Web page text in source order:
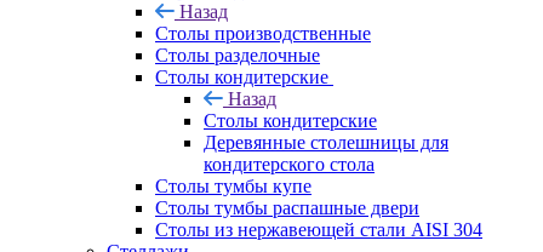
Назад
Столы производственные
Столы разделочные
Столы кондитерские
Назад
Столы кондитерские
Деревянные столешницы для
кондитерского стола
Столы тумбы купе
Столы тумбы распашные двери
Столы из нержавеющей стали AISI 304